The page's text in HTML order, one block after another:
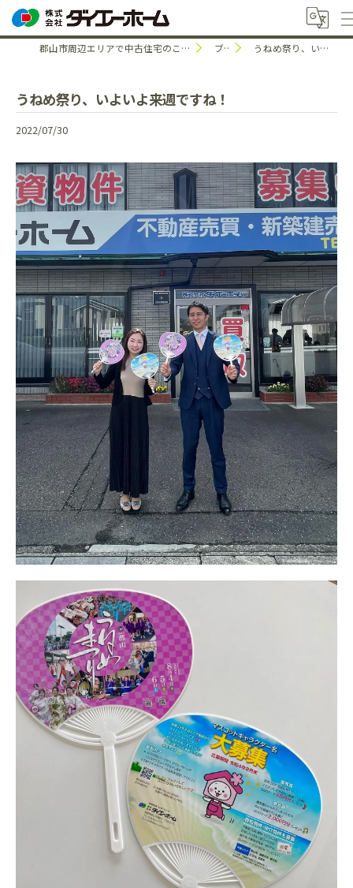
郡山市周辺エリアで中古住宅のことなら株式会社ダイエーホーム ブログ うねめ祭り、いよいよ来週ですね！
うねめ祭り、いよいよ来週ですね！
2022/07/30